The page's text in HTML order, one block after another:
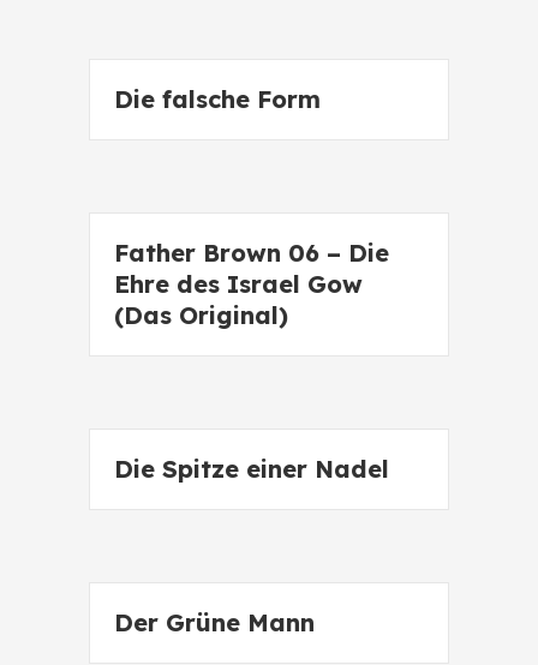
Die falsche Form
Father Brown 06 – Die
Ehre des Israel Gow
(Das Original)
Die Spitze einer Nadel
Der Grüne Mann